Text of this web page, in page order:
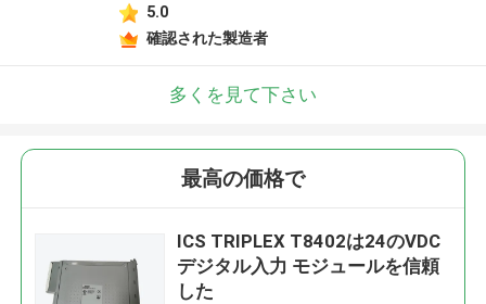
5.0
確認された製造者
多くを見て下さい
最高の価格で
ICS TRIPLEX T8402は24のVDC
デジタル入力 モジュールを信頼
した